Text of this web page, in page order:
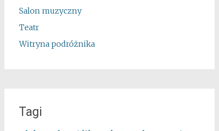
Salon muzyczny
Teatr
Witryna podróżnika
Tagi